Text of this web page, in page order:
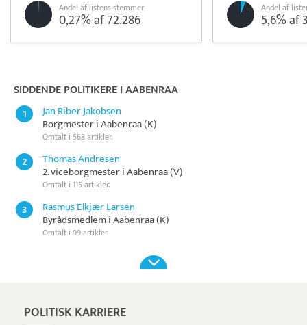
Andel af listens stemmer
0,27% af 72.286
Andel af
5,6% af
SIDDENDE POLITIKERE I AABENRAA
1 Jan Riber Jakobsen
Borgmester i Aabenraa (K)
Omtalt i 568 artikler.
2 Thomas Andresen
2. viceborgmester i Aabenraa (V)
Omtalt i 115 artikler.
3 Rasmus Elkjær Larsen
Byrådsmedlem i Aabenraa (K)
Omtalt i 99 artikler.
POLITISK KARRIERE